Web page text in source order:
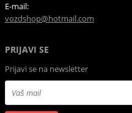
E-mail:
vozdshop@hotmail.com
PRIJAVI SE
Prijavi se na newsletter